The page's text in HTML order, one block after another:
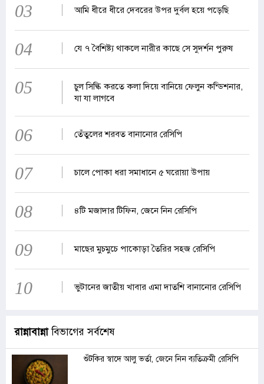
03 আমি ধীরে ধীরে দেবরের উপর দুর্বল হয়ে পড়েছি
04 যে ৭ বৈশিষ্ট্য থাকলে নারীর কাছে সে সুদর্শন পুরুষ
05
চুল সিল্কি করতে কলা দিয়ে বানিয়ে ফেলুন কন্ডিশনার,
যা যা লাগবে
06 তেঁতুলের শরবত বানানোর রেসিপি
07 চালে পোকা ধরা সমাধানে ৫ ঘরোয়া উপায়
08 ৪টি মজাদার টিফিন, জেনে নিন রেসিপি
09 মাছের মুচমুচে পাকোড়া তৈরির সহজ রেসিপি
10 ভুটানের জাতীয় খাবার এমা দাতশি বানানোর রেসিপি
রান্নাবান্নাবিভাগের সর্বশেষ
শুঁটকির স্বাদে আলু ভর্তা, জেনে নিন ব্যতিক্রমী রেসিপি